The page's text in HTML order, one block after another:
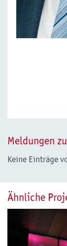
Meldungen
Keine Einträge
Ähnliche